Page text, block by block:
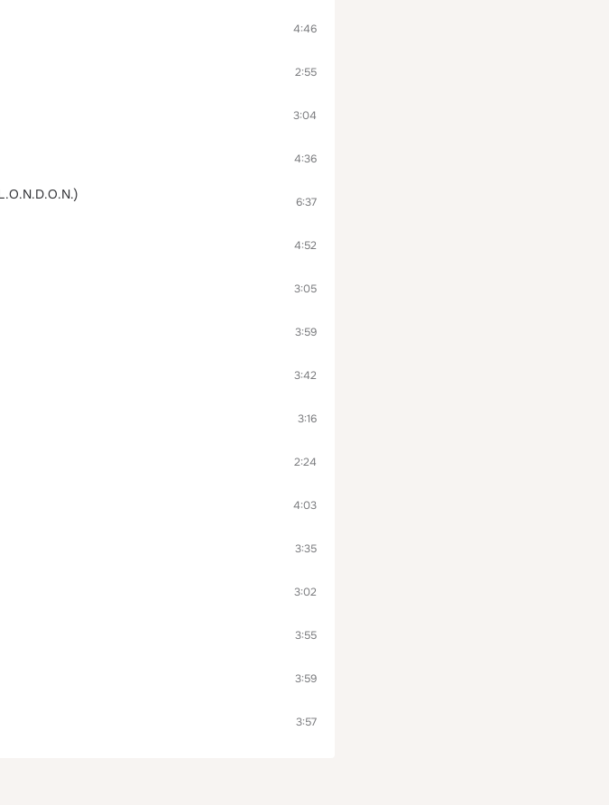
4:46
2:55
3:04
4:36
6:37
4:52
3:05
3:59
3:42
3:16
2:24
4:03
3:35
3:02
3:55
3:59
3:57